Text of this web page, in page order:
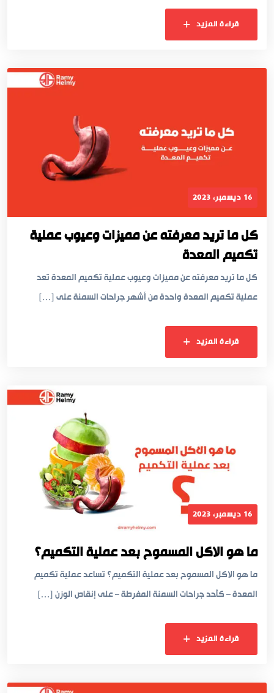
قراءة المزيد
16 ديسمبر، 2023
كل ما تريد معرفته عن مميزات وعيوب عملية
تكميم المعدة
كل ما تريد معرفته عن مميزات وعيوب عملية تكميم المعدة تعد
عملية تكميم المعدة واحدة من أشهر جراحات السمنة على […]
قراءة المزيد
16 ديسمبر، 2023
ما هو الاكل المسموح بعد عملية التكميم؟
ما هو الاكل المسموح بعد عملية التكميم؟ تساعد عملية تكميم
المعدة – كأحد جراحات السمنة المفرطة – على إنقاص الوزن […]
قراءة المزيد